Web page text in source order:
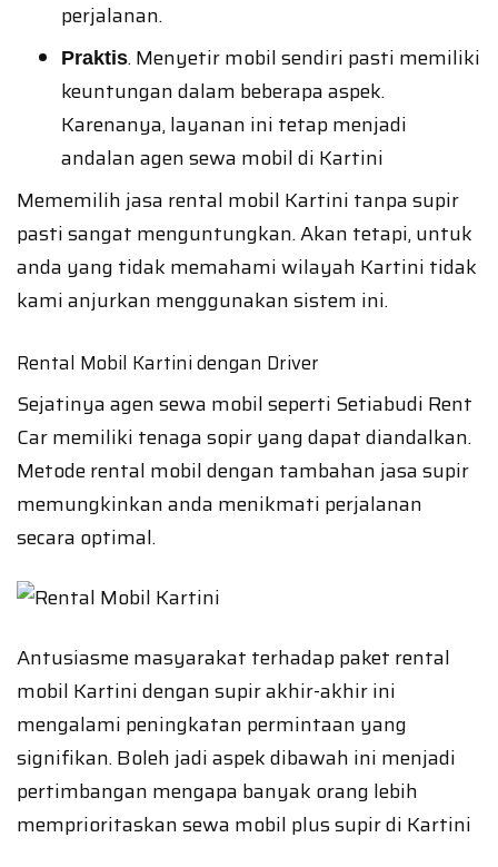
perjalanan.
Praktis. Menyetir mobil sendiri pasti memiliki
keuntungan dalam beberapa aspek.
Karenanya, layanan ini tetap menjadi
andalan agen sewa mobil di Kartini
Mememilih jasa rental mobil Kartini tanpa supir
pasti sangat menguntungkan. Akan tetapi, untuk
anda yang tidak memahami wilayah Kartini tidak
kami anjurkan menggunakan sistem ini.
Rental Mobil Kartini dengan Driver
Sejatinya agen sewa mobil seperti Setiabudi Rent
Car memiliki tenaga sopir yang dapat diandalkan.
Metode rental mobil dengan tambahan jasa supir
memungkinkan anda menikmati perjalanan
secara optimal.
Antusiasme masyarakat terhadap paket rental
mobil Kartini dengan supir akhir-akhir ini
mengalami peningkatan permintaan yang
signifikan. Boleh jadi aspek dibawah ini menjadi
pertimbangan mengapa banyak orang lebih
memprioritaskan sewa mobil plus supir di Kartini